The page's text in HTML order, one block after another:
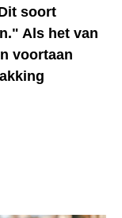
soort
Als het van
voortaan